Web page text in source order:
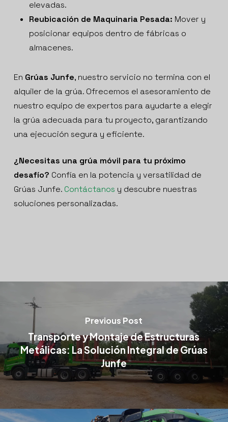
elevadas.
Reubicación de Maquinaria Pesada: Mover y
posicionar equipos dentro de fábricas o
almacenes.
En Grúas Junfe, nuestro servicio no termina con el
alquiler de la grúa. Ofrecemos el asesoramiento de
nuestro equipo de expertos para ayudarte a elegir
la grúa adecuada para tu proyecto, garantizando
una ejecución segura y eficiente.
¿Necesitas una grúa móvil para tu próximo
desafío? Confía en la potencia y versatilidad de
Grúas Junfe. Contáctanos y descubre nuestras
soluciones personalizadas.
Previous Post
Transporte y Montaje de Estructuras
Metálicas: La Solución Integral de Grúas
Junfe